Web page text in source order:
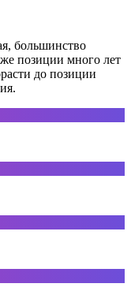
большинство
позиции много лет
до позиции